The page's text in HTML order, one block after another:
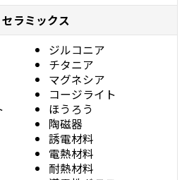
セラミックス
ジルコニア
チタニア
マグネシア
コージライト
ほうろう
陶磁器
誘電材料
電熱材料
耐熱材料